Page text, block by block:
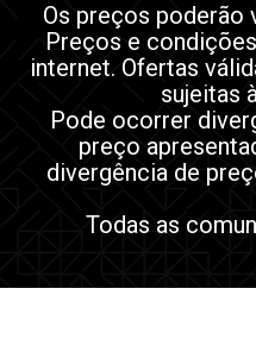
Os preços poderão
Preços e
internet. Ofertas
sujeitas
Pode ocorrer
preço
divergência de
Todas as